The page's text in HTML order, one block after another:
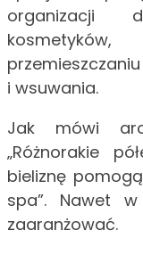
organizacji
i wsuwania.
Jak mówi
„Różnorakie
bieliznę
spa”. Nawet
zaaranżować.